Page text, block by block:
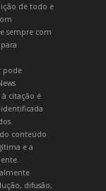
de todo e
sempre com
pode
citação é
conteúdo
e a
difusão,